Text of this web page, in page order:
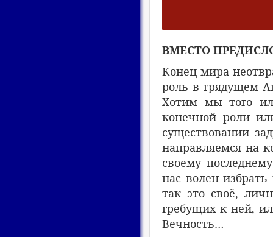
ВМЕСТО
Конец мира
роль в грядущем
Хотим мы того
конечной роли
существовании
направляемся на
своему
нас волен
так это своё,
гребущих к ней,
Вечность…